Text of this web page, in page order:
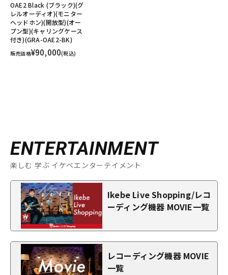
OAE2 Black (ブラック)(グ
レルオーディオ)(モニター
ヘッドホン)(開放型)(オー
プン型)(キャリングケース
付き)(GRA-OAE2-BK)
販売価格¥90,000(税込)
ENTERTAINMENT
楽しむ 学ぶ イケベエンターテイメント
Ikebe Live Shopping/レコ
ーディング機器 MOVIE一覧
レコーディング機器 MOVIE
一覧